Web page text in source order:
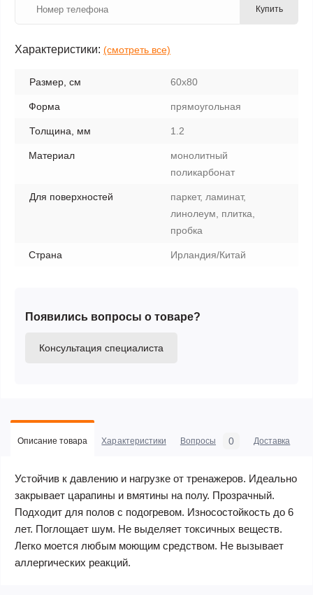
Купить
Характеристики: (смотреть все)
Размер, см 60х80
Форма прямоугольная
Толщина, мм 1.2
Материал
монолитный
поликарбонат
Для поверхностей
паркет, ламинат,
линолеум, плитка,
пробка
Страна Ирландия/Китай
Появились вопросы о товаре?
Консультация специалиста
Описание товара Характеристики Вопросы 0 Доставка
Устойчив к давлению и нагрузке от тренажеров. Идеально
закрывает царапины и вмятины на полу. Прозрачный.
Подходит для полов с подогревом. Износостойкость до 6
лет. Поглощает шум. Не выделяет токсичных веществ.
Легко моется любым моющим средством. Не вызывает
аллергических реакций.